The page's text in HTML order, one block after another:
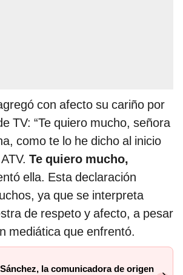
con afecto su cariño por
TV: “Te quiero mucho, señora
como te lo he dicho al inicio
Te quiero mucho,
ella. Esta declaración
ya que se interpreta
de respeto y afecto, a pesar
mediática que enfrentó.
la comunicadora de origen